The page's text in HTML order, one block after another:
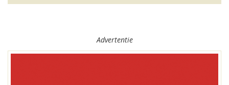
Advertentie